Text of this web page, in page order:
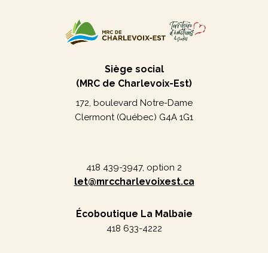
Siège social
(MRC de Charlevoix-Est)
172, boulevard Notre-Dame
Clermont (Québec) G4A 1G1
418 439-3947, option 2
let@mrccharlevoixest.ca
Écoboutique La Malbaie
418 633-4222